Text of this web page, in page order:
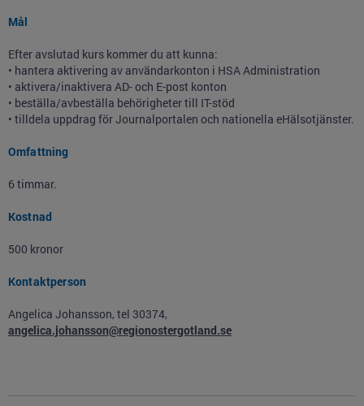
Mål
Efter avslutad kurs kommer du att kunna:
• hantera aktivering av användarkonton i HSA Administration
• aktivera/inaktivera AD- och E-post konton
• beställa/avbeställa behörigheter till IT-stöd
• tilldela uppdrag för Journalportalen och nationella eHälsotjänster.
Omfattning
6 timmar.
Kostnad
500 kronor
Kontaktperson
Angelica Johansson, tel 30374,
angelica.johansson@regionostergotland.se